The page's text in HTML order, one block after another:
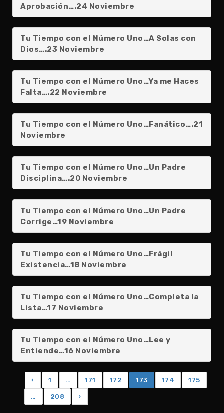
Aprobación….24 Noviembre
Tu Tiempo con el Número Uno…A Solas con
Dios….23 Noviembre
Tu Tiempo con el Número Uno…Ya me Haces
Falta….22 Noviembre
Tu Tiempo con el Número Uno…Fanático….21
Noviembre
Tu Tiempo con el Número Uno…Un Padre
Disciplina….20 Noviembre
Tu Tiempo con el Número Uno…Un Padre
Corrige…19 Noviembre
Tu Tiempo con el Número Uno…Frágil
Existencia…18 Noviembre
Tu Tiempo con el Número Uno…Completa la
Lista…17 Noviembre
Tu Tiempo con el Número Uno…Lee y
Entiende…16 Noviembre
‹ 1 … 171 172 173 174 175
… 208 ›